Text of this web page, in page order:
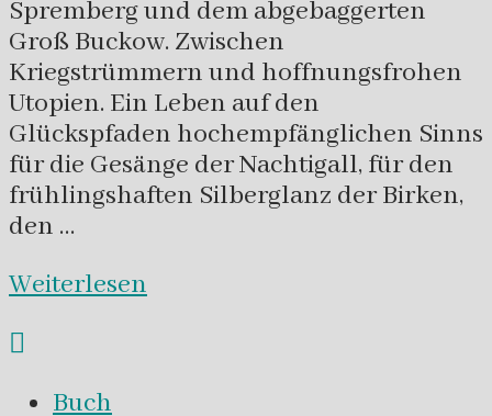
Spremberg und dem abgebaggerten
Groß Buckow. Zwischen
Kriegstrümmern und hoffnungsfrohen
Utopien. Ein Leben auf den
Glückspfaden hochempfänglichen Sinns
für die Gesänge der Nachtigall, für den
frühlingshaften Silberglanz der Birken,
den …
Weiterlesen
Buch